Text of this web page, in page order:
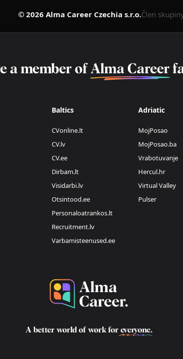
© 2026 Alma Career Czechia s.r.o.Člen
a member of Alma Career
Baltics
CVonline.lt
CV.lv
CV.ee
Dirbam.lt
Visidarbi.lv
Otsintood.ee
Personaloatrankos.lt
Recruitment.lv
Varbamisteenused.ee
Adriatic
MojPosao
MojPosao.ba
Vrabotuvanje
Hercul.hr
Virtual Valley
Pulser
A better world of work for everyone.